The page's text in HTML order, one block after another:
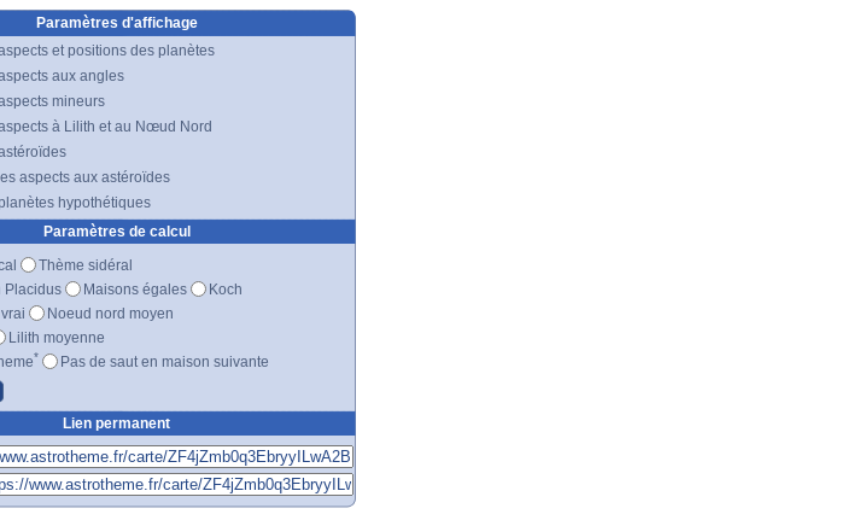
Paramètres d'affichage
et positions des planètes
aux angles
mineurs
à Lilith et au Nœud Nord
aspects aux astéroïdes
hypothétiques
Paramètres de calcul
Thème sidéral
Placidus
Maisons égales
Koch
Noeud nord moyen
Lilith moyenne
* Pas de saut en maison suivante
Lien permanent